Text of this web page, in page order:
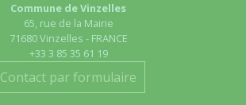
Commune de Vinzelles
65, rue de la Mairie
71680 Vinzelles - FRANCE
+33 3 85 35 61 19
Contact par formulaire